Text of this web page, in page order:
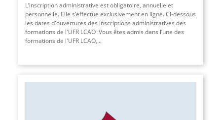
L’inscription administrative est obligatoire, annuelle et
personnelle. Elle s’effectue exclusivement en ligne. Ci-dessous
les dates d'ouvertures des inscriptions administratives des
formations de l'UFR LCAO :Vous êtes admis dans l’une des
formations de l'UFR LCAO,...